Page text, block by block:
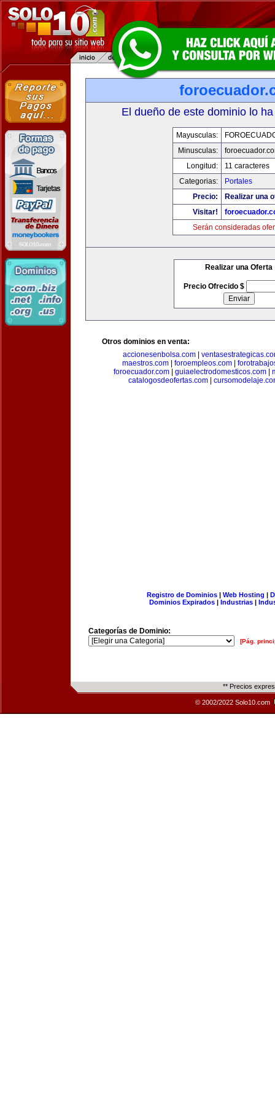
El dueño de este dominio lo
Mayusculas:
Minusculas:
Longitud:
11 caracteres
Categorias:
Portales
Precio:
Realizar una
Visitar!
Serán consideradas
Realizar una Oferta
Precio Ofrecido $
Otros dominios en venta:
accionesenbolsa.com|
maestros.com| foroempleos.com|
foroecuador.com| guiaelectrodomesticos.com|
catalogosdeofertas.com|
Registro de Dominios| Web Hosting |
Dominios Expirados | Industrias |
Categorías de Dominio:
[Pág.
** Precios
© 2002/2022 Solo10.com